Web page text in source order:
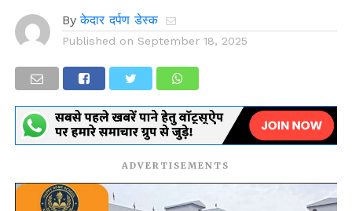
By केदार दर्पण डेस्क
Published on September 18, 2025
ADVERTISEMENTS